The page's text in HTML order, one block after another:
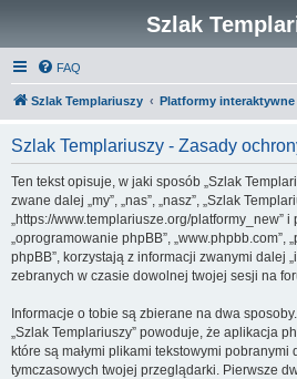
Szlak
FAQ
Szlak Templariuszy Platformy
Szlak Templariuszy - Zasady
Ten tekst opisuje, w jaki sposób „Szlak
zwane dalej „my”, „nas”, „nasz”, „Szlak
„https://www.templariusze.org/platformy_new” i
„oprogramowanie phpBB”, „www.phpbb.com”,
phpBB”, korzystają z informacji zwanymi dalej
zebranych w czasie dowolnej twojej sesji na
Informacje o tobie są zbierane na dwa
„Szlak Templariuszy” powoduje, że aplikacja
które są małymi plikami tekstowymi pobranymi
tymczasowych twojej przeglądarki. Pierwsze